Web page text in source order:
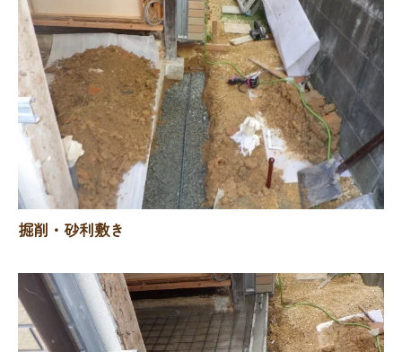
掘削・砂利敷き